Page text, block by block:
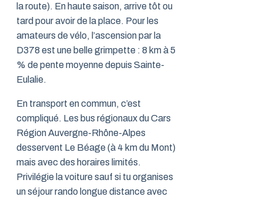
la route). En haute saison, arrive tôt ou
tard pour avoir de la place. Pour les
amateurs de vélo, l’ascension par la
D378 est une belle grimpette : 8 km à 5
% de pente moyenne depuis Sainte-
Eulalie.
En transport en commun, c’est
compliqué. Les bus régionaux du Cars
Région Auvergne-Rhône-Alpes
desservent Le Béage (à 4 km du Mont)
mais avec des horaires limités.
Privilégie la voiture sauf si tu organises
un séjour rando longue distance avec